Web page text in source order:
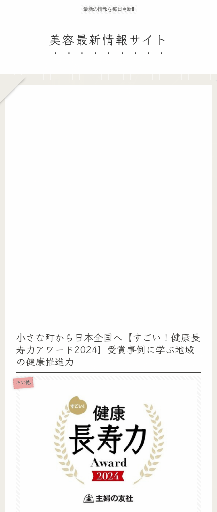
最新の情報を毎日更新‼
美容最新情報サイト
小さな町から日本全国へ【すごい！健康長
寿力アワード2024】受賞事例に学ぶ地域
の健康推進力
その他